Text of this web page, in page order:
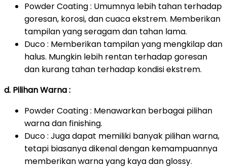
Powder Coating : Umumnya lebih tahan terhadap
goresan, korosi, dan cuaca ekstrem. Memberikan
tampilan yang seragam dan tahan lama.
Duco : Memberikan tampilan yang mengkilap dan
halus. Mungkin lebih rentan terhadap goresan
dan kurang tahan terhadap kondisi ekstrem.
d. Pilihan Warna :
Powder Coating : Menawarkan berbagai pilihan
warna dan finishing.
Duco : Juga dapat memiliki banyak pilihan warna,
tetapi biasanya dikenal dengan kemampuannya
memberikan warna yang kaya dan glossy.